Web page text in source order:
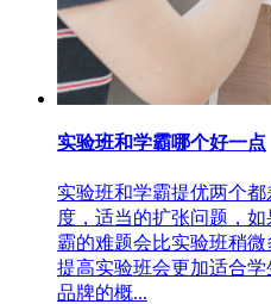
实验班和学霸哪个好一点
实验班和学霸提优两个
度，适当的扩张问题，
霸的难题会比实验班稍
提高实验班会更加适合
品牌的概...